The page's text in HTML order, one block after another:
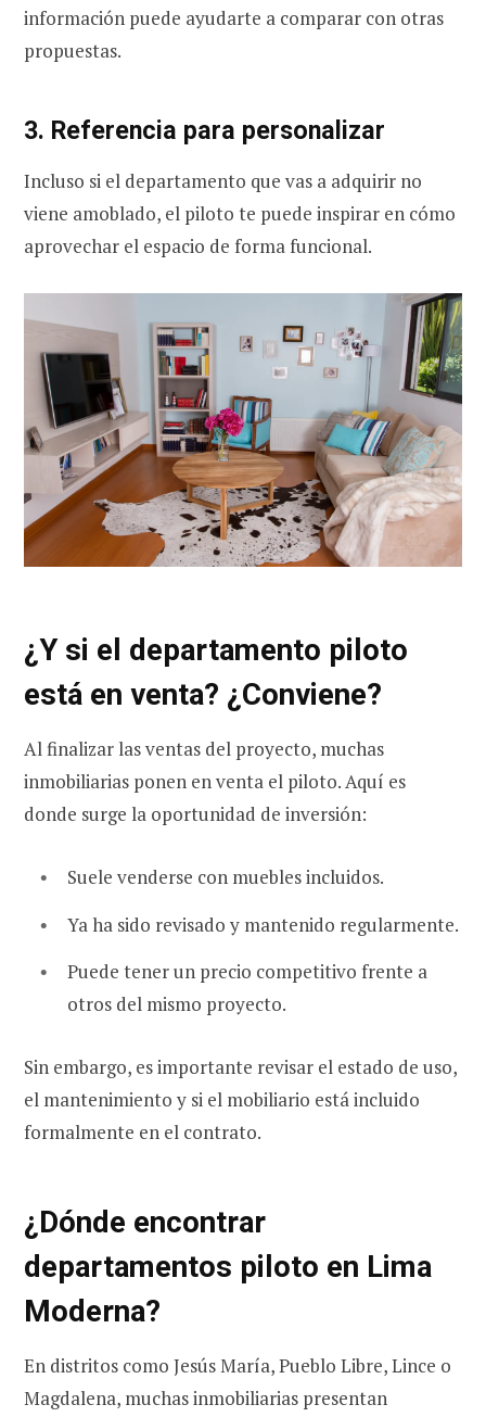
información puede ayudarte a comparar con otras
propuestas.
3. Referencia para personalizar
Incluso si el departamento que vas a adquirir no
viene amoblado, el piloto te puede inspirar en cómo
aprovechar el espacio de forma funcional.
¿Y si el departamento piloto
está en venta? ¿Conviene?
Al finalizar las ventas del proyecto, muchas
inmobiliarias ponen en venta el piloto. Aquí es
donde surge la oportunidad de inversión:
Suele venderse con muebles incluidos.
Ya ha sido revisado y mantenido regularmente.
Puede tener un precio competitivo frente a
otros del mismo proyecto.
Sin embargo, es importante revisar el estado de uso,
el mantenimiento y si el mobiliario está incluido
formalmente en el contrato.
¿Dónde encontrar
departamentos piloto en Lima
Moderna?
En distritos como Jesús María, Pueblo Libre, Lince o
Magdalena, muchas inmobiliarias presentan